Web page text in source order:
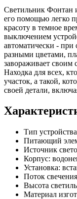
Светильник Фонтан
его помощью легко
красоту в темное
выключением
автоматически - при
разными цветами,
завораживает своим
Находка для всех,
участок, а такой,
своей детали,
Тип
Питающий
Источник
Корпус:
Установка:
Поток
Высота
Материал